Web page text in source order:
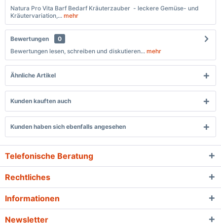
Natura Pro Vita Barf Bedarf Kräuterzauber - leckere Gemüse- und
Kräutervariation,... mehr
Bewertungen
0
Bewertungen lesen, schreiben und diskutieren... mehr
Ähnliche Artikel
Kunden kauften auch
Kunden haben sich ebenfalls angesehen
Telefonische Beratung
Rechtliches
Informationen
Newsletter